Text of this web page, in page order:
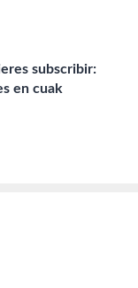
subscribir:
en cuak